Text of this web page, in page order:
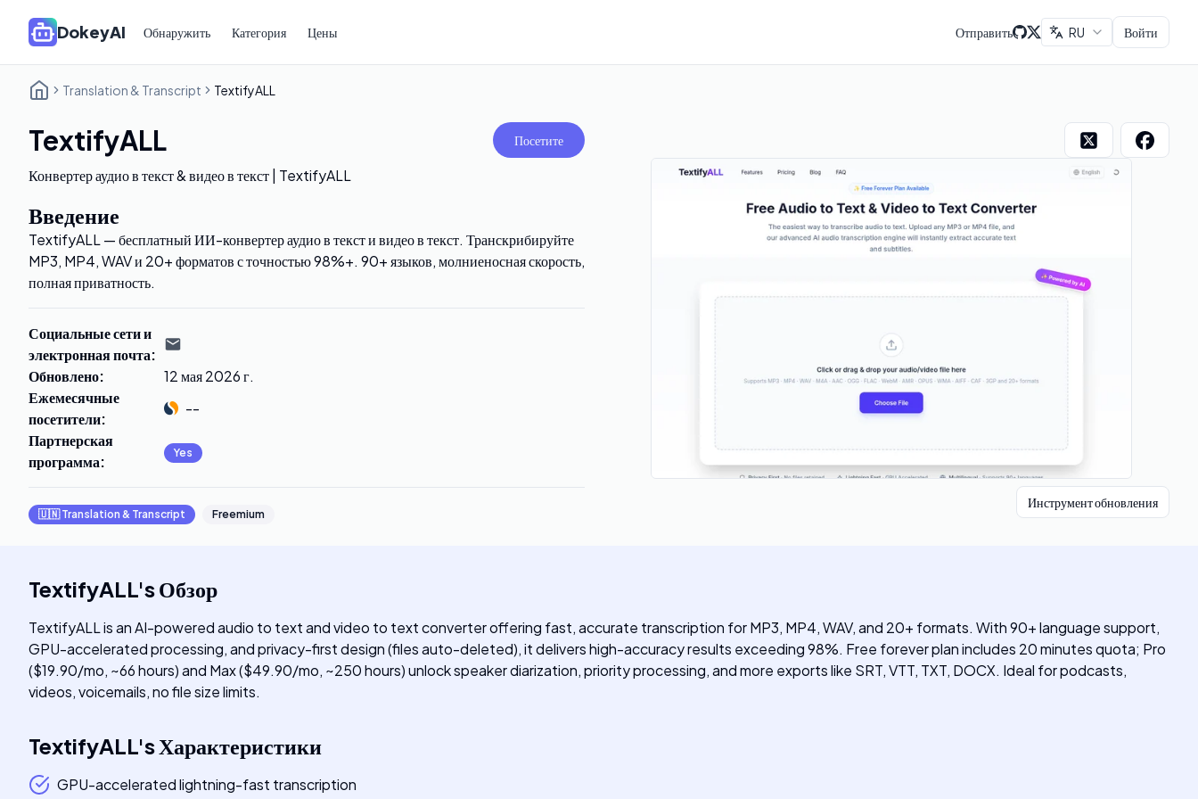
DokeyAI Обнаружить Категория Цены Отправить RU Войти
Translation & Transcript TextifyALL
TextifyALL Посетите
Конвертер аудио в текст & видео в текст | TextifyALL
Введение
TextifyALL — бесплатный ИИ-конвертер аудио в текст и видео в текст. Транскрибируйте
MP3, MP4, WAV и 20+ форматов с точностью 98%+. 90+ языков, молниеносная скорость,
полная приватность.
Социальные сети и
электронная почта:
Обновлено:
12 мая 2026 г.
Ежемесячные
посетители:
--
Партнерская
программа: Yes
🇺🇳 Translation & Transcript Freemium
Инструмент обновления
TextifyALL'sОбзор
TextifyALL is an AI-powered audio to text and video to text converter offering fast, accurate transcription for MP3, MP4, WAV, and 20+ formats. With 90+ language support,
GPU-accelerated processing, and privacy-first design (files auto-deleted), it delivers high-accuracy results exceeding 98%. Free forever plan includes 20 minutes quota; Pro
($19.90/mo, ~66 hours) and Max ($49.90/mo, ~250 hours) unlock speaker diarization, priority processing, and more exports like SRT, VTT, TXT, DOCX. Ideal for podcasts,
videos, voicemails, no file size limits.
TextifyALL'sХарактеристики
GPU-accelerated lightning-fast transcription